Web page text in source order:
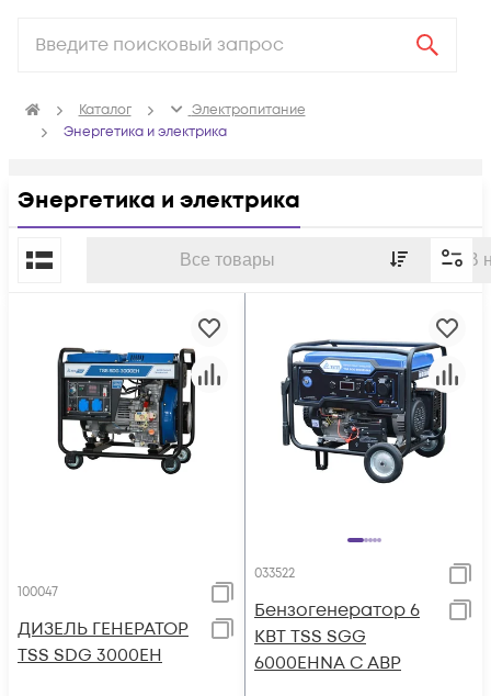
Каталог
Электропитание
Энергетика и электрика
Энергетика и электрика
Все товары В
По популярности
100047
ДИЗЕЛЬ ГЕНЕРАТОР
TSS SDG 3000EH
033522
Бензогенератор 6
КВТ TSS SGG
6000EHNA С АВР